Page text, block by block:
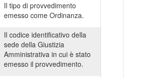
Il tipo di provvedimento
emesso come Ordinanza.
Il codice identificativo della
sede della Giustizia
Amministrativa in cui è stato
emesso il provvedimento.